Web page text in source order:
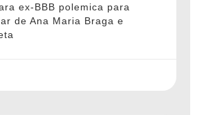
ex-BBB polemica para
de Ana Maria Braga e